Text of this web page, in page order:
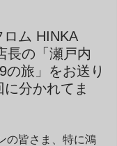
ム HINKA
長の「瀬戸内
の旅」をお送り
に分かれてま
の皆さま、特に鴻